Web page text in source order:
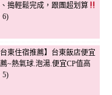
搗輕鬆完成，跟團超划算
6)
台東住宿推薦】台東飯店便宜
~熱氣球.泡湯.便宜CP值高
5)